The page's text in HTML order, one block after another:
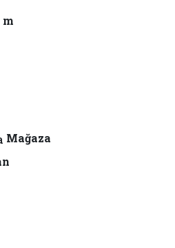
m
Mağaza